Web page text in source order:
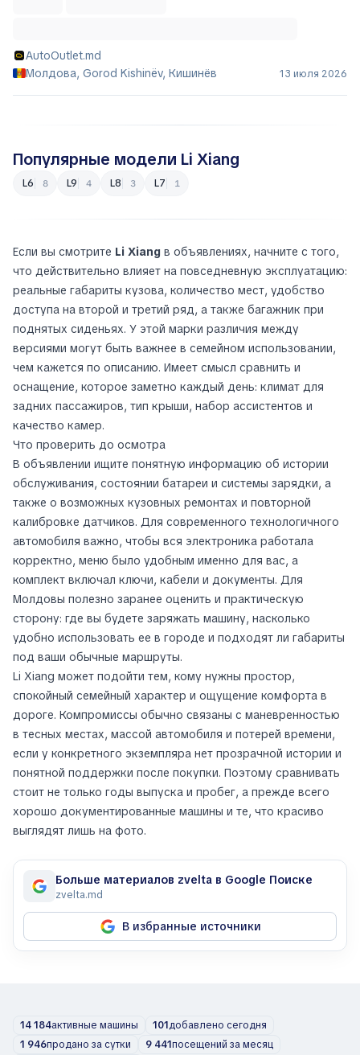
AutoOutlet.md
Молдова, Gorod Kishinëv, Кишинёв
13 июля 2026
Популярные модели Li Xiang
L6 8 L9 4 L8 3 L7 1
Если вы смотрите Li Xiang в объявлениях, начните с того,
что действительно влияет на повседневную эксплуатацию:
реальные габариты кузова, количество мест, удобство
доступа на второй и третий ряд, а также багажник при
поднятых сиденьях. У этой марки различия между
версиями могут быть важнее в семейном использовании,
чем кажется по описанию. Имеет смысл сравнить и
оснащение, которое заметно каждый день: климат для
задних пассажиров, тип крыши, набор ассистентов и
качество камер.
Что проверить до осмотра
В объявлении ищите понятную информацию об истории
обслуживания, состоянии батареи и системы зарядки, а
также о возможных кузовных ремонтах и повторной
калибровке датчиков. Для современного технологичного
автомобиля важно, чтобы вся электроника работала
корректно, меню было удобным именно для вас, а
комплект включал ключи, кабели и документы. Для
Молдовы полезно заранее оценить и практическую
сторону: где вы будете заряжать машину, насколько
удобно использовать ее в городе и подходят ли габариты
под ваши обычные маршруты.
Li Xiang может подойти тем, кому нужны простор,
спокойный семейный характер и ощущение комфорта в
дороге. Компромиссы обычно связаны с маневренностью
в тесных местах, массой автомобиля и потерей времени,
если у конкретного экземпляра нет прозрачной истории и
понятной поддержки после покупки. Поэтому сравнивать
стоит не только годы выпуска и пробег, а прежде всего
хорошо документированные машины и те, что красиво
выглядят лишь на фото.
Больше материалов zvelta в Google Поиске
zvelta.md
В избранные источники
14 184активные машины 101добавлено сегодня
1 946продано за сутки 9 441посещений за месяц